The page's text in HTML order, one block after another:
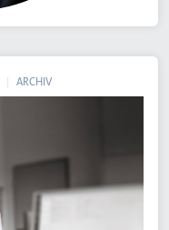
ARCHIV